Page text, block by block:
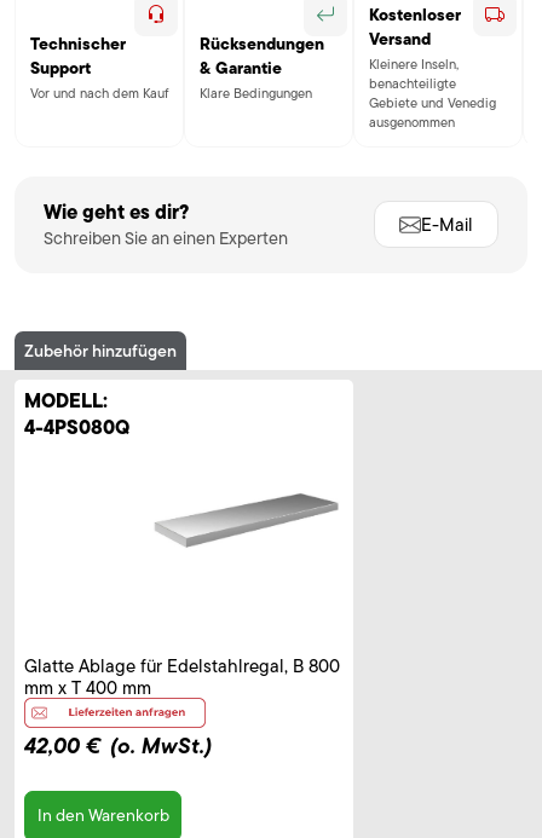
Technischer
Support
Vor und nach dem Kauf
Rücksendungen
& Garantie
Klare Bedingungen
Kostenloser
Versand
Kleinere Inseln,
benachteiligte
Gebiete und Venedig
ausgenommen
Wie geht es dir?
Schreiben Sie an einen Experten
E-Mail
Zubehör hinzufügen
MODELL:
4-4PS080Q
Glatte Ablage für Edelstahlregal, B 800
mm x T 400 mm
42,00 € (o. MwSt.)
In den Warenkorb